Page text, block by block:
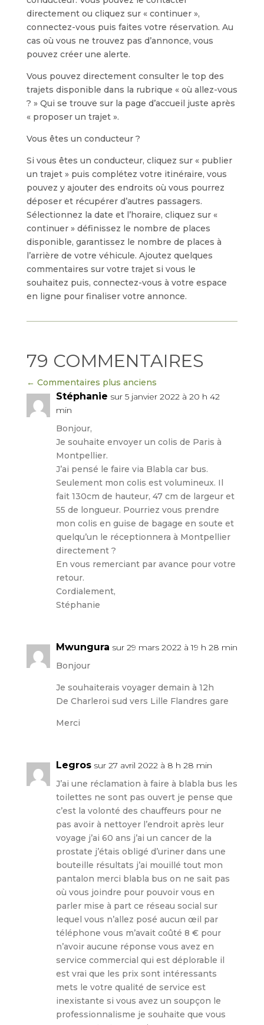
directement ou cliquez sur « continuer »,
connectez-vous puis faites votre réservation. Au
cas où vous ne trouvez pas d’annonce, vous
pouvez créer une alerte.
Vous pouvez directement consulter le top des
trajets disponible dans la rubrique « où allez-vous
? » Qui se trouve sur la page d’accueil juste après
« proposer un trajet ».
Vous êtes un conducteur ?
Si vous êtes un conducteur, cliquez sur « publier
un trajet » puis complétez votre itinéraire, vous
pouvez y ajouter des endroits où vous pourrez
déposer et récupérer d’autres passagers.
Sélectionnez la date et l’horaire, cliquez sur «
continuer » définissez le nombre de places
disponible, garantissez le nombre de places à
l’arrière de votre véhicule. Ajoutez quelques
commentaires sur votre trajet si vous le
souhaitez puis, connectez-vous à votre espace
en ligne pour finaliser votre annonce.
79 COMMENTAIRES
← Commentaires plus anciens
Stéphanie sur 5 janvier 2022 à 20 h 42
min
Bonjour,
Je souhaite envoyer un colis de Paris à
Montpellier.
J’ai pensé le faire via Blabla car bus.
Seulement mon colis est volumineux. Il
fait 130cm de hauteur, 47 cm de largeur et
55 de longueur. Pourriez vous prendre
mon colis en guise de bagage en soute et
quelqu’un le réceptionnera à Montpellier
directement ?
En vous remerciant par avance pour votre
retour.
Cordialement,
Stéphanie
Mwungura sur 29 mars 2022 à 19 h 28 min
Bonjour
Je souhaiterais voyager demain à 12h
De Charleroi sud vers Lille Flandres gare
Merci
Legros sur 27 avril 2022 à 8 h 28 min
J’ai une réclamation à faire à blabla bus les
toilettes ne sont pas ouvert je pense que
c’est la volonté des chauffeurs pour ne
pas avoir à nettoyer l’endroit après leur
voyage j’ai 60 ans j’ai un cancer de la
prostate j’étais obligé d’uriner dans une
bouteille résultats j’ai mouillé tout mon
pantalon merci blabla bus on ne sait pas
où vous joindre pour pouvoir vous en
parler mise à part ce réseau social sur
lequel vous n’allez posé aucun œil par
téléphone vous m’avait coûté 8 € pour
n’avoir aucune réponse vous avez en
service commercial qui est déplorable il
est vrai que les prix sont intéressants
mets le votre qualité de service est
inexistante si vous avez un soupçon le
professionnalisme je souhaite que vous